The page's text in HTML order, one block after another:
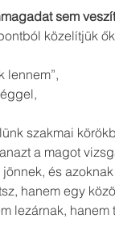
sem
közelítjük
lennem”,
szakmai
a magot
és
hanem egy
lezárnak, hanem